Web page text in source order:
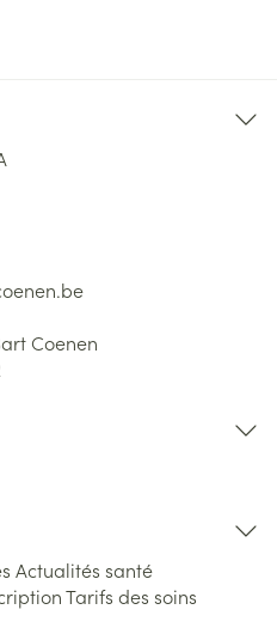
Coenen
Actualités santé
Tarifs des soins